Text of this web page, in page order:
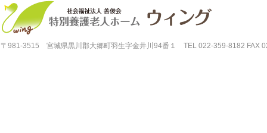
〒981-3515 宮城県黒川郡大郷町羽生字金井川94番１ TEL 022-359-8182 FAX